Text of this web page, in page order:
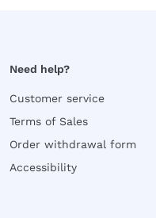
Need help?
Customer service
Terms of Sales
Order withdrawal form
Accessibility